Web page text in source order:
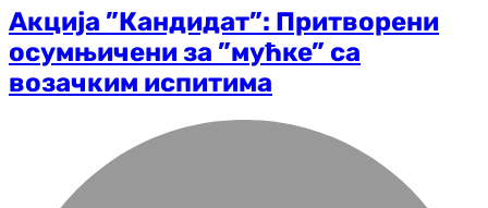
Акција ”Кандидат”: Притворени
осумњичени за ”мућке” са
возачким испитима